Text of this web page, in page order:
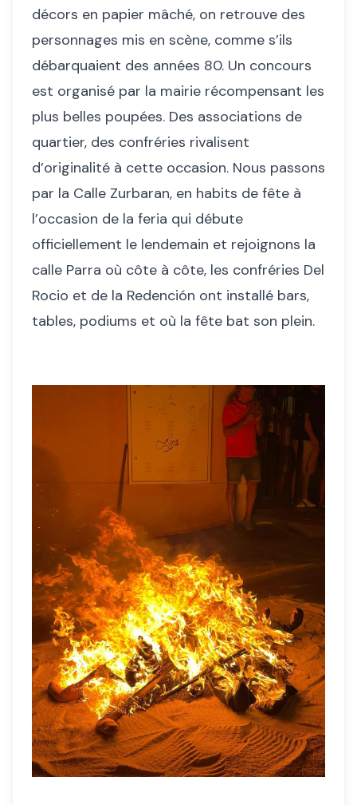
décors en papier mâché, on retrouve des
personnages mis en scène, comme s’ils
débarquaient des années 80. Un concours
est organisé par la mairie récompensant les
plus belles poupées. Des associations de
quartier, des confréries rivalisent
d’originalité à cette occasion. Nous passons
par la Calle Zurbaran, en habits de fête à
l’occasion de la feria qui débute
officiellement le lendemain et rejoignons la
calle Parra où côte à côte, les confréries Del
Rocio et de la Redención ont installé bars,
tables, podiums et où la fête bat son plein.